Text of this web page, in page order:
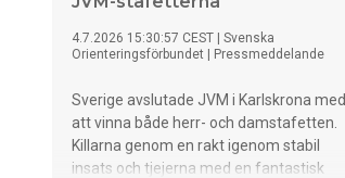
4.7.2026 15:30:57 CEST
Svenska
Orienteringsförbundet
Pressmeddelande
Sverige avslutade JVM i Karlskrona med
att vinna både herr- och damstafetten.
Killarna genom en rakt igenom stabil
insats och tjejerna med en fantastisk